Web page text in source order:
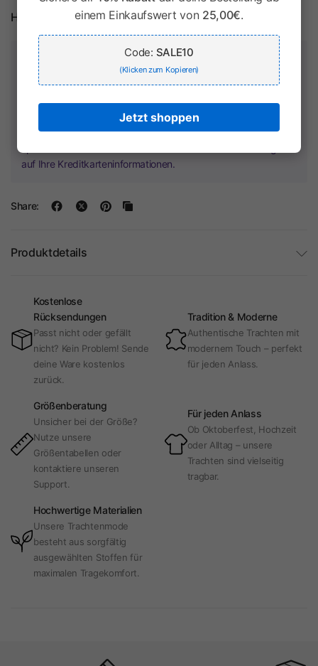
Herstellerinformationen
Zahlung & Sicherheit
Ihr Zahlungsinformationen werden sicher verarbeitet. Wir
auf Ihre Kreditkarteninformationen.
Share:
Produktdetails
Kostenlose
Rücksendungen
Passt nicht oder gefällt
nicht? Kein Problem! Sende
deine Ware kostenlos
zurück.
Tradition & Moderne
Authentische Trachten mit
modernem Touch – perfekt
für jeden Anlass.
Größenberatung
Unsicher bei der Größe?
Nutze unsere
Größentabellen oder
kontaktiere unseren
Support.
Für jeden Anlass
Ob Oktoberfest, Hochzeit
oder Alltag – unsere
Trachten sind vielseitig
tragbar.
Hochwertige Materialien
Unsere Trachtenmode
besteht aus sorgfältig
ausgewählten Stoffen für
maximalen Tragekomfort.
einem Einkaufswert von 25,00€.
Code: SALE10
(Klicken zum Kopieren)
Jetzt shoppen